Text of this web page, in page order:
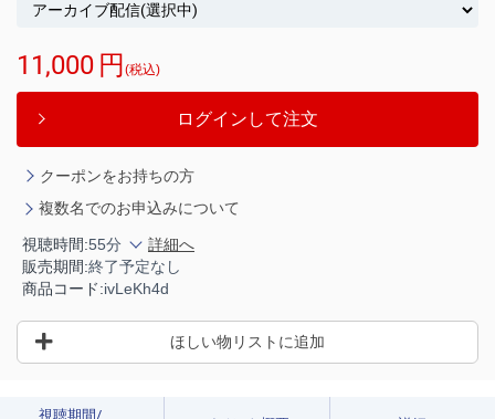
11,000 円 (税込)
ログインして注文
クーポンをお持ちの方
複数名でのお申込みについて
視聴時間:55分
詳細へ
販売期間:終了予定なし
商品コード:ivLeKh4d
ほしい物リストに追加
視聴期間/